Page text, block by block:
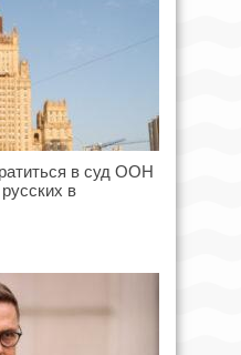
в суд ООН
в